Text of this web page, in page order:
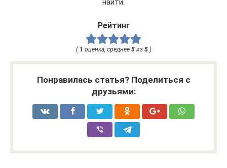
найти.
Рейтинг
( 1 оценка, среднее 5из 5)
Понравилась статья? Поделиться с
друзьями: